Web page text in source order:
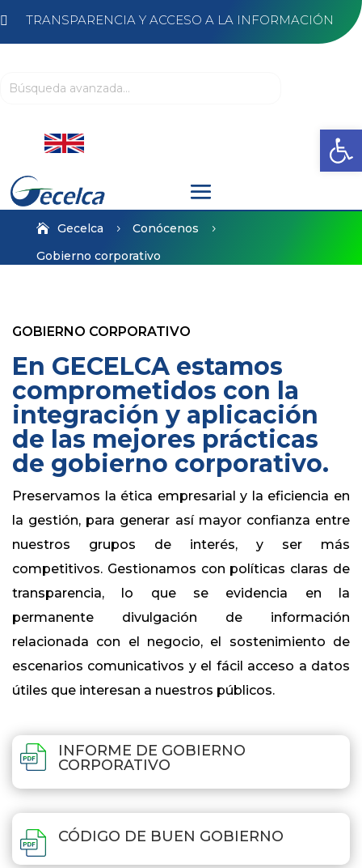
 TRANSPARENCIA Y ACCESO A LA INFORMACIÓN
Gecelca 5 Conócenos 5
Gobierno corporativo
GOBIERNO CORPORATIVO
En GECELCA estamos
comprometidos con la
integración y aplicación
de las mejores prácticas
de gobierno corporativo.
Preservamos la ética empresarial y la eficiencia en
la gestión, para generar así mayor confianza entre
nuestros grupos de interés, y ser más
competitivos. Gestionamos con políticas claras de
transparencia, lo que se evidencia en la
permanente divulgación de información
relacionada con el negocio, el sostenimiento de
escenarios comunicativos y el fácil acceso a datos
útiles que interesan a nuestros públicos.
INFORME DE GOBIERNO
CORPORATIVO
CÓDIGO DE BUEN GOBIERNO